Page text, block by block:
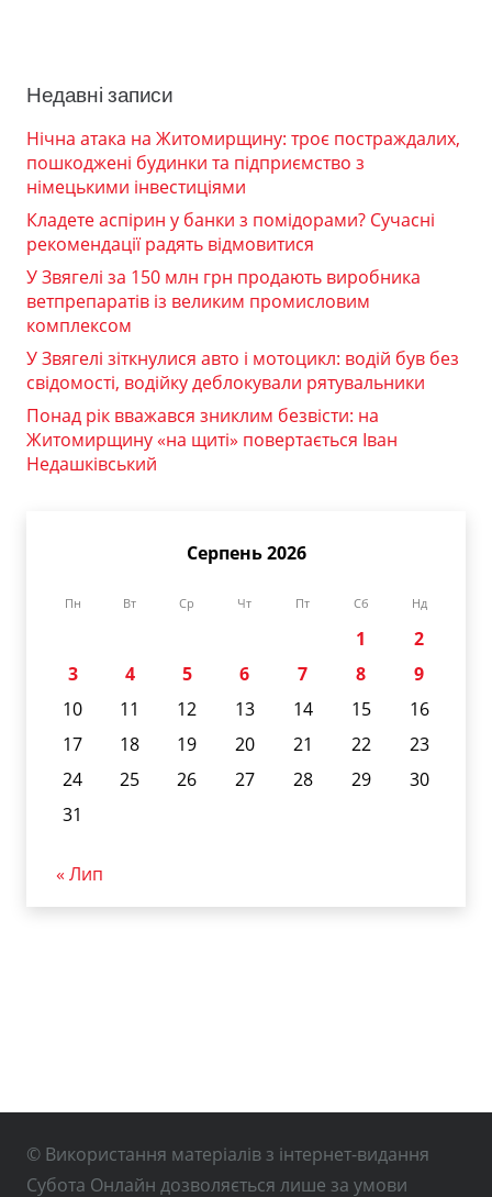
Недавні записи
Нічна атака на Житомирщину: троє постраждалих,
пошкоджені будинки та підприємство з
німецькими інвестиціями
Кладете аспірин у банки з помідорами? Сучасні
рекомендації радять відмовитися
У Звягелі за 150 млн грн продають виробника
ветпрепаратів із великим промисловим
комплексом
У Звягелі зіткнулися авто і мотоцикл: водій був без
свідомості, водійку деблокували рятувальники
Понад рік вважався зниклим безвісти: на
Житомирщину «на щиті» повертається Іван
Недашківський
Серпень 2026
Пн Вт Ср Чт Пт Сб Нд
1
2
3
4 5 6 7 8
9
10
11 12 13 14 15
16
17
18 19 20 21 22
23
24
25 26 27 28 29
30
31
« Лип
© Використання матеріалів з інтернет-видання
Субота Онлайн дозволяється лише за умови